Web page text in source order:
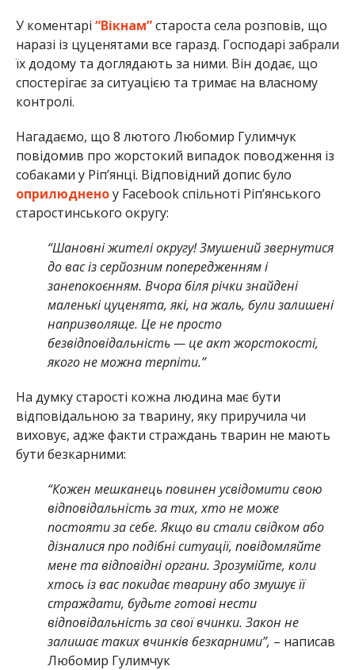
У коментарі “Вікнам”староста села розповів, що
наразі із цуценятами все гаразд. Господарі забрали
їх додому та доглядають за ними. Він додає, що
спостерігає за ситуацією та тримає на власному
контролі.
Нагадаємо, що 8 лютого Любомир Гулимчук
повідомив про жорстокий випадок поводження із
собаками у Ріп’янці. Відповідний допис було
оприлюдненоу Facebook спільноті Ріп’янського
старостинського округу:
“Шановні жителі округу! Змушений звернутися
до вас із серйозним попередженням і
занепокоєнням. Вчора біля річки знайдені
маленькі цуценята, які, на жаль, були залишені
напризволяще. Це не просто
безвідповідальність — це акт жорстокості,
якого не можна терпіти.”
На думку старості кожна людина має бути
відповідальною за тварину, яку приручила чи
виховує, адже факти страждань тварин не мають
бути безкарними:
“Кожен мешканець повинен усвідомити свою
відповідальність за тих, хто не може
постояти за себе. Якщо ви стали свідком або
дізналися про подібні ситуації, повідомляйте
мене та відповідні органи. Зрозумійте, коли
хтось із вас покидає тварину або змушує її
страждати, будьте готові нести
відповідальність за свої вчинки. Закон не
залишає таких вчинків безкарними”, – написав
Любомир Гулимчук